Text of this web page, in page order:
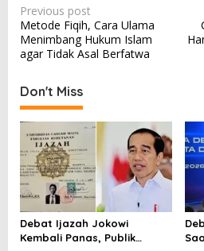
P
o
s
t
n
a
v
i
g
a
t
Previous post
Metode Fiqih, Cara Ulama
Menimbang Hukum Islam
agar Tidak Asal Berfatwa
Don't Miss
Debat Ijazah Jokowi
Kembali Panas, Publik